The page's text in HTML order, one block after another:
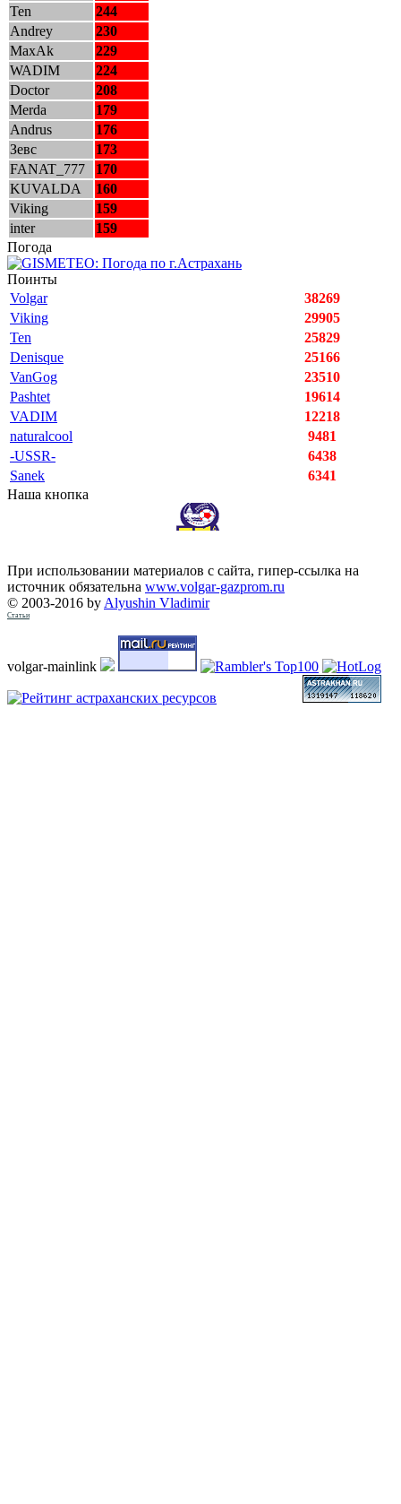
Ten
244
Andrey
230
MaxAk
229
WADIM
224
Doctor
208
Merda
179
Andrus
176
Зевс
173
FANAT_777
170
KUVALDA
160
Viking
159
inter
159
Погода
Поинты
Volgar
38269
Viking
29905
Ten
25829
Denisque
25166
VanGog
23510
Pashtet
19614
VADIM
12218
naturalcool
9481
-USSR-
6438
Sanek
6341
Наша кнопка
При использовании материалов с сайта, гипер-ссылка на
источник обязательна www.volgar-gazprom.ru
© 2003-2016 by Alyushin Vladimir
Статьи
volgar-mainlink